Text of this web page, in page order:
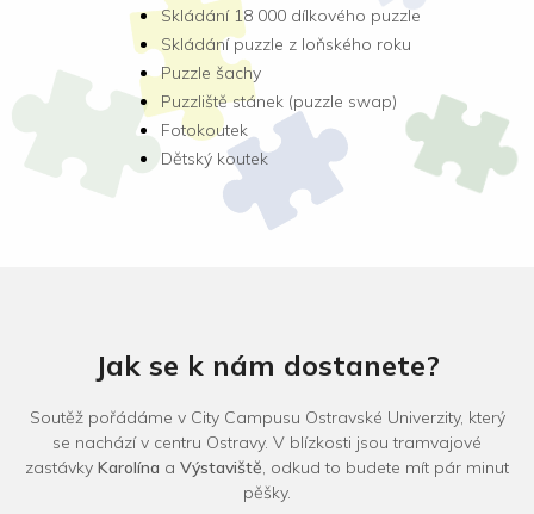
Skládání 18 000 dílkového puzzle
Skládání puzzle z loňského roku
Puzzle šachy
Puzzliště stánek (puzzle swap)
Fotokoutek
Dětský koutek
Jak se k nám dostanete?
Soutěž pořádáme v City Campusu Ostravské Univerzity, který
se nachází v centru Ostravy. V blízkosti jsou tramvajové
zastávky Karolína a Výstaviště, odkud to budete mít pár minut
pěšky.